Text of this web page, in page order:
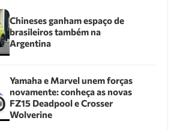
Chineses ganham espaço de
brasileiros também na
Argentina
Yamaha e Marvel unem forças
novamente: conheça as novas
FZ15 Deadpool e Crosser
Wolverine